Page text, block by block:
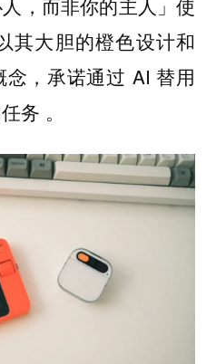
其大胆的橙色设计和
念，承诺通过 AI 替用
务 。